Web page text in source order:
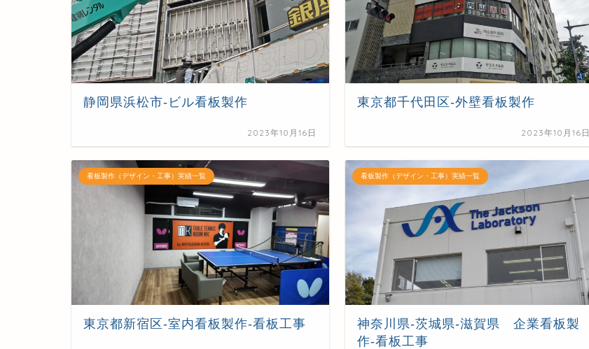
静岡県浜松市-ビル看板製作
2023年10月16日
東京都千代田区-外壁看板製作
2023年10月16日
看板製作（デザイン・工事）実績一覧
東京都新宿区-室内看板製作-看板工事
看板製作（デザイン・工事）実績一覧
神奈川県-茨城県-滋賀県 企業看板製
作-看板工事